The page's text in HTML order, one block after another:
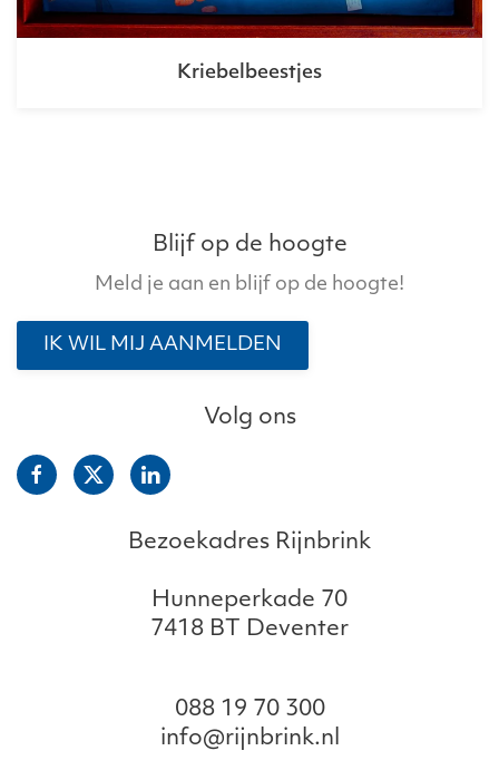
Kriebelbeestjes
Blijf op de hoogte
Meld je aan en blijf op de hoogte!
IK WIL MIJ AANMELDEN
Volg ons
Bezoekadres Rijnbrink
Hunneperkade 70
7418 BT Deventer
088 19 70 300
info@rijnbrink.nl